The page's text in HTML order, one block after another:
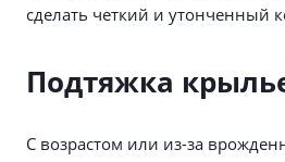
сделать четкий и утонченный
Подтяжка
С возрастом или из-за